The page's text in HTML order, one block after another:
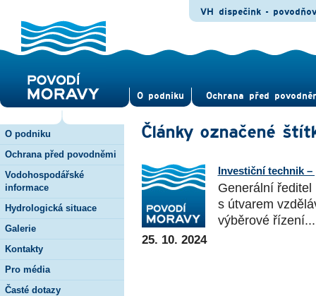
O pod­niku Ochrana před
VH dispečink -
O podniku
Ochrana před povodněmi
Vodohospodářské
informace
Hydrologická situace
Galerie
Kontakty
Pro média
Časté dotazy
Články označené
Investiční technik
Generální
s útvarem
výběrové řízení...
25. 10. 2024